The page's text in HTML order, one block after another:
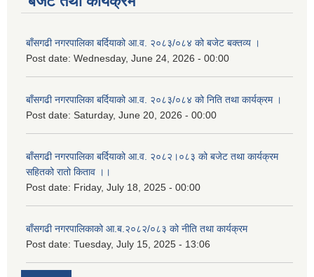
बाँसगढी नगरपालिका बर्दियाको आ.व. २०८३/०८४ को बजेट बक्तव्य ।
Post date: Wednesday, June 24, 2026 - 00:00
बाँसगढी नगरपालिका बर्दियाको आ.व. २०८३/०८४ को निति तथा कार्यक्रम ।
Post date: Saturday, June 20, 2026 - 00:00
बाँसगढी नगरपालिका बर्दियाको आ.व. २०८२।०८३ को बजेट तथा कार्यक्रम
सहितको रातो किताव ।।
Post date: Friday, July 18, 2025 - 00:00
बाँसगढी नगरपालिकाको आ.ब.२०८२/०८३ को नीति तथा कार्यक्रम
Post date: Tuesday, July 15, 2025 - 13:06